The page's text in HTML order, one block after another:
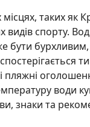
таких як
видів спорту.
бути
пляжні
води
знаки та